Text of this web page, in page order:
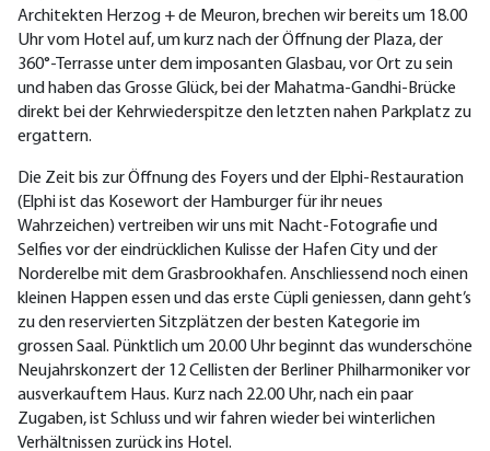
Architekten Herzog + de Meuron, brechen wir bereits um 18.00
Uhr vom Hotel auf, um kurz nach der Öffnung der Plaza, der
360°-Terrasse unter dem imposanten Glasbau, vor Ort zu sein
und haben das Grosse Glück, bei der Mahatma-Gandhi-Brücke
direkt bei der Kehrwiederspitze den letzten nahen Parkplatz zu
ergattern.
Die Zeit bis zur Öffnung des Foyers und der Elphi-Restauration
(Elphi ist das Kosewort der Hamburger für ihr neues
Wahrzeichen) vertreiben wir uns mit Nacht-Fotografie und
Selfies vor der eindrücklichen Kulisse der Hafen City und der
Norderelbe mit dem Grasbrookhafen. Anschliessend noch einen
kleinen Happen essen und das erste Cüpli geniessen, dann geht’s
zu den reservierten Sitzplätzen der besten Kategorie im
grossen Saal. Pünktlich um 20.00 Uhr beginnt das wunderschöne
Neujahrskonzert der 12 Cellisten der Berliner Philharmoniker vor
ausverkauftem Haus. Kurz nach 22.00 Uhr, nach ein paar
Zugaben, ist Schluss und wir fahren wieder bei winterlichen
Verhältnissen zurück ins Hotel.